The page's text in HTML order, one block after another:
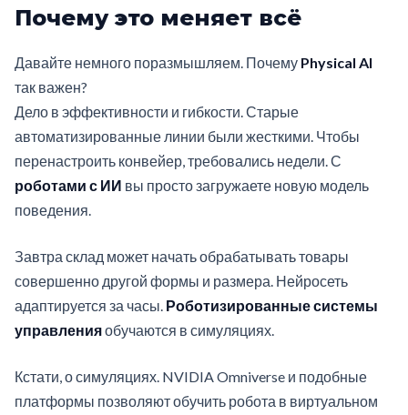
Почему это меняет всё
Давайте немного поразмышляем. Почему Physical AI
так важен?
Дело в эффективности и гибкости. Старые
автоматизированные линии были жесткими. Чтобы
перенастроить конвейер, требовались недели. С
роботами с ИИ вы просто загружаете новую модель
поведения.
Завтра склад может начать обрабатывать товары
совершенно другой формы и размера. Нейросеть
адаптируется за часы. Роботизированные системы
управленияобучаются в симуляциях.
Кстати, о симуляциях. NVIDIA Omniverse и подобные
платформы позволяют обучить робота в виртуальном